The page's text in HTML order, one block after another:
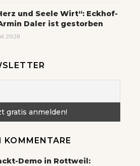
und Seele Wirt“: Eckhof-
Daler ist gestorben
2026
KOMMENTARE
Demo in Rottweil: